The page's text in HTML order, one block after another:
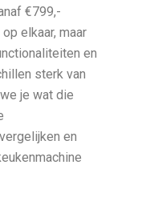
€799,-
elkaar, maar
en
sterk van
je wat die
en